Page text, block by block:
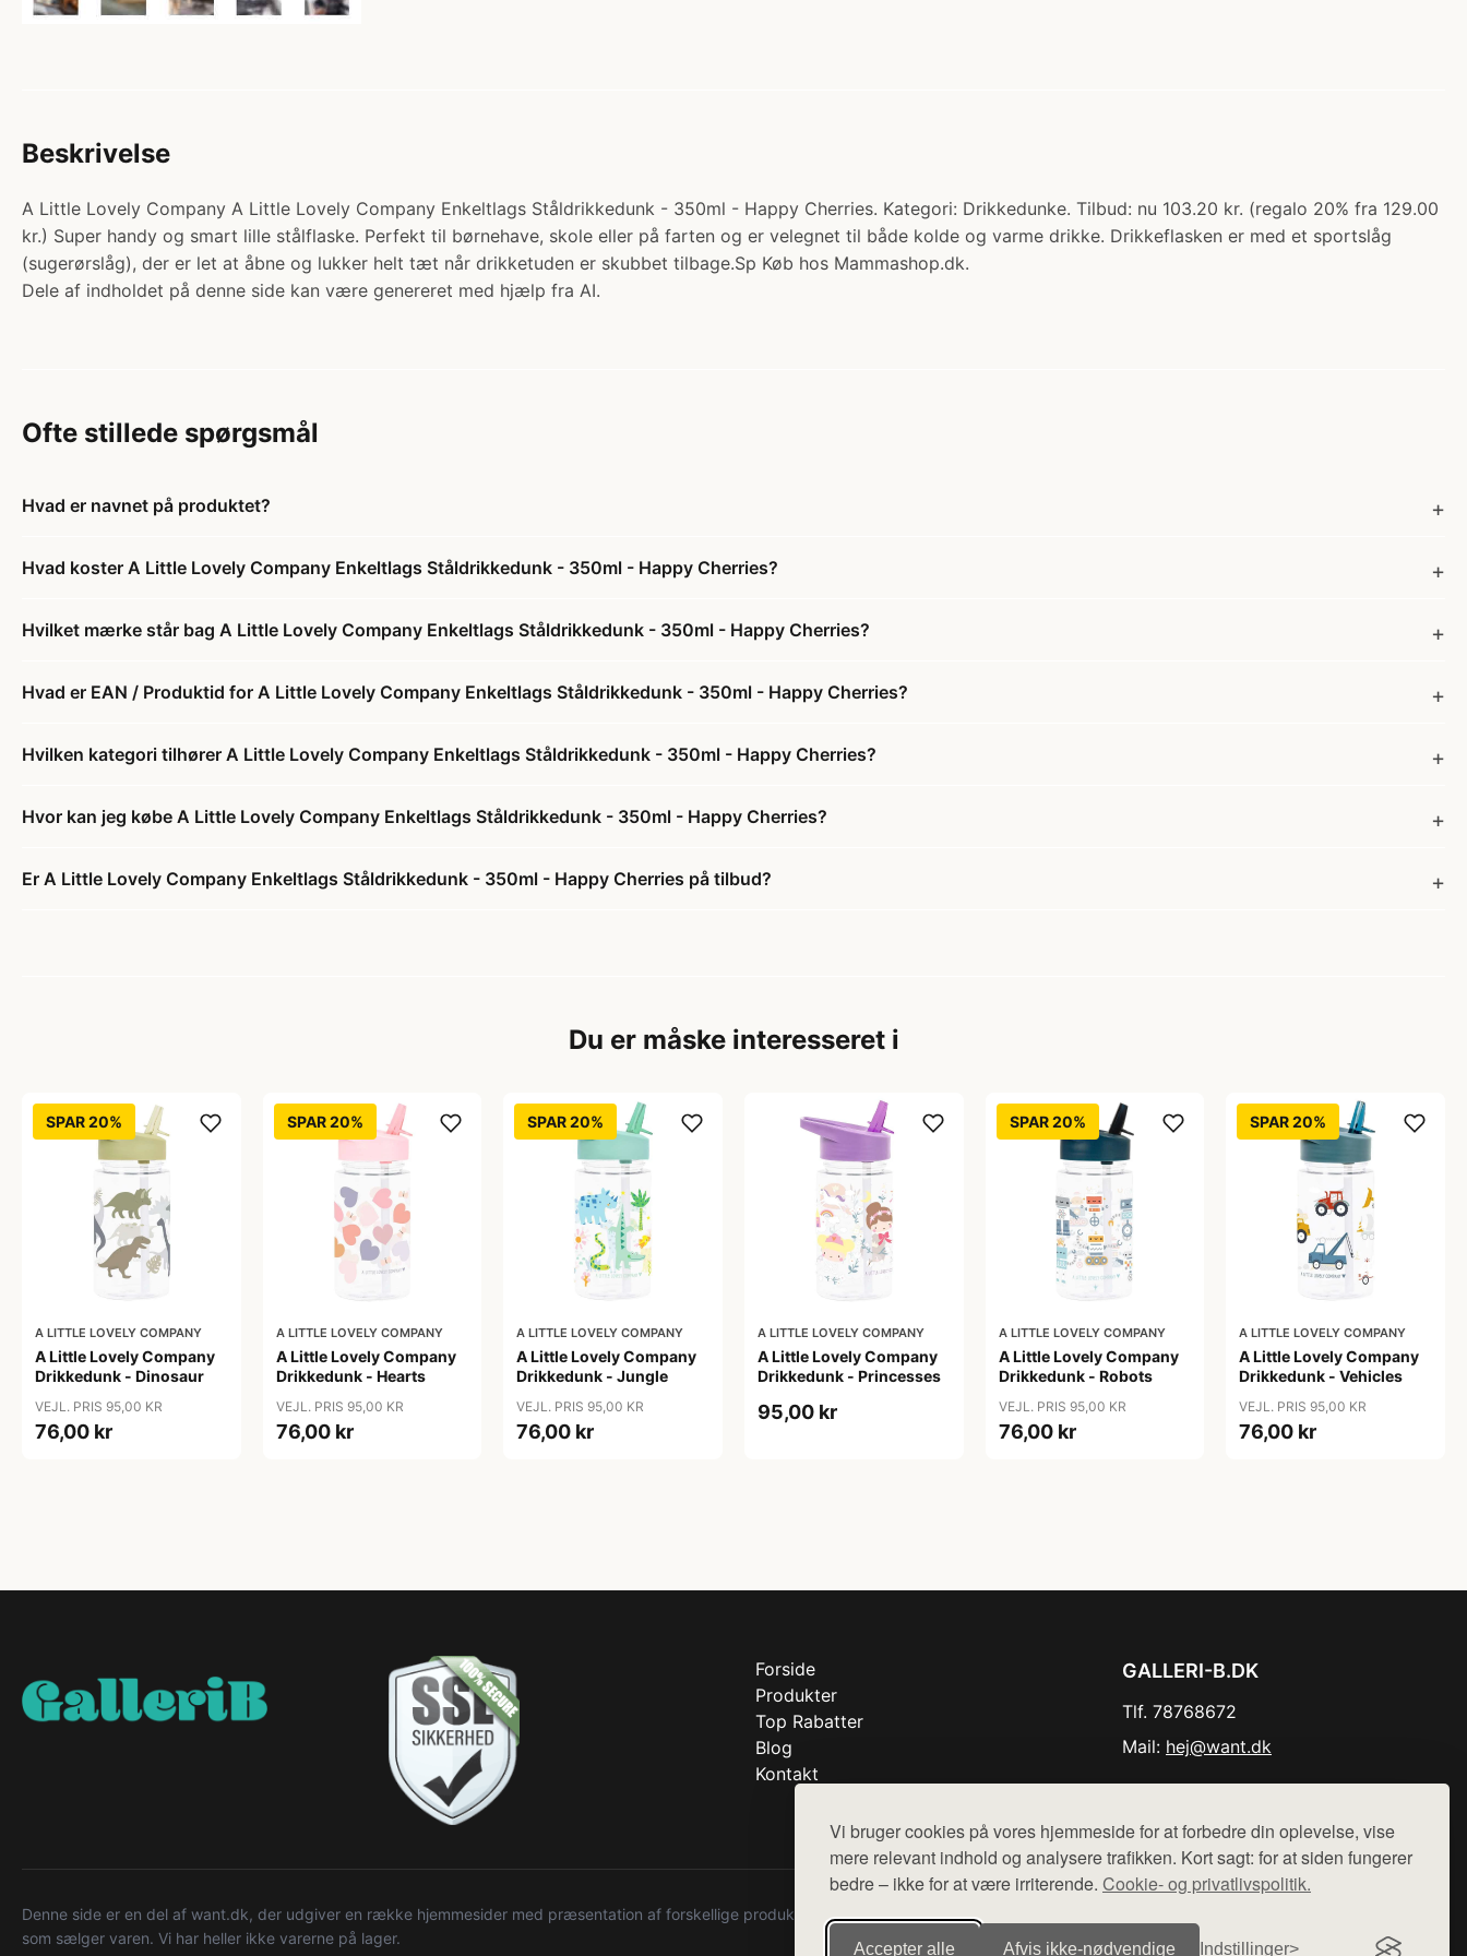
Vi bruger cookies på vores hjemmeside for at forbedre din oplevelse, vise
mere relevant indhold og analysere trafikken. Kort sagt: for at siden fungerer
bedre – ikke for at være irriterende. Cookie- og privatlivspolitik.
Accepter alle Afvis ikke‑nødvendige Indstillinger
Beskrivelse
A Little Lovely Company A Little Lovely Company Enkeltlags Ståldrikkedunk - 350ml - Happy Cherries. Kategori: Drikkedunke. Tilbud: nu 103.20 kr. (regalo 20% fra 129.00
kr.) Super handy og smart lille stålflaske. Perfekt til børnehave, skole eller på farten og er velegnet til både kolde og varme drikke. Drikkeflasken er med et sportslåg
(sugerørslåg), der er let at åbne og lukker helt tæt når drikketuden er skubbet tilbage.Sp Køb hos Mammashop.dk.
Dele af indholdet på denne side kan være genereret med hjælp fra AI.
Ofte stillede spørgsmål
Hvad er navnet på produktet?
Hvad koster A Little Lovely Company Enkeltlags Ståldrikkedunk - 350ml - Happy Cherries?
Hvilket mærke står bag A Little Lovely Company Enkeltlags Ståldrikkedunk - 350ml - Happy Cherries?
Hvad er EAN / Produktid for A Little Lovely Company Enkeltlags Ståldrikkedunk - 350ml - Happy Cherries?
Hvilken kategori tilhører A Little Lovely Company Enkeltlags Ståldrikkedunk - 350ml - Happy Cherries?
Hvor kan jeg købe A Little Lovely Company Enkeltlags Ståldrikkedunk - 350ml - Happy Cherries?
Er A Little Lovely Company Enkeltlags Ståldrikkedunk - 350ml - Happy Cherries på tilbud?
Du er måske interesseret i
SPAR 20%
A LITTLE LOVELY COMPANY
A Little Lovely Company
Drikkedunk - Dinosaur
VEJL. PRIS 95,00 KR
76,00 kr
SPAR 20%
A LITTLE LOVELY COMPANY
A Little Lovely Company
Drikkedunk - Hearts
VEJL. PRIS 95,00 KR
76,00 kr
SPAR 20%
A LITTLE LOVELY COMPANY
A Little Lovely Company
Drikkedunk - Jungle
VEJL. PRIS 95,00 KR
76,00 kr
A LITTLE LOVELY COMPANY
A Little Lovely Company
Drikkedunk - Princesses
95,00 kr
SPAR 20%
A LITTLE LOVELY COMPANY
A Little Lovely Company
Drikkedunk - Robots
VEJL. PRIS 95,00 KR
76,00 kr
SPAR 20%
A LITTLE LOVELY COMPANY
A Little Lovely Company
Drikkedunk - Vehicles
VEJL. PRIS 95,00 KR
76,00 kr
Forside
Produkter
Top Rabatter
Blog
Kontakt
GALLERI-B.DK
Tlf. 78768672
Mail: hej@want.dk
Denne side er en del af want.dk, der udgiver en række hjemmesider med præsentation af forskellige produkter fra diverse webshops. Der sælges ikke varer fra denne side - vi henviser til de shops,
som sælger varen. Vi har heller ikke varerne på lager.